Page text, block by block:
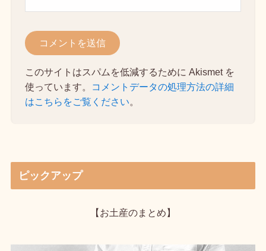
このサイトはスパムを低減するために Akismet を
使っています。
コメントデータの処理方法の詳細
はこちらをご覧ください。
ピックアップ
【お土産のまとめ】